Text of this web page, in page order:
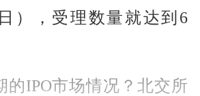
），受理数量就达到6
的IPO市场情况？北交所